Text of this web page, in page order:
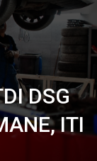
DSG
ITI